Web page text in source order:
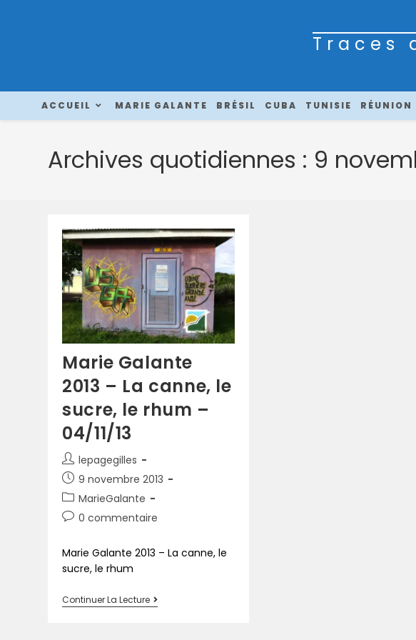
Traces
ACCUEIL MARIE GALANTE BRÉSIL CUBA TUNISIE RÉUNION
Archives quotidiennes : 9
Marie Galante
2013 – La canne, le
sucre, le rhum –
04/11/13
lepagegilles
9 novembre 2013
MarieGalante
0 commentaire
Marie Galante 2013 – La canne, le
sucre, le rhum
Continuer La Lecture